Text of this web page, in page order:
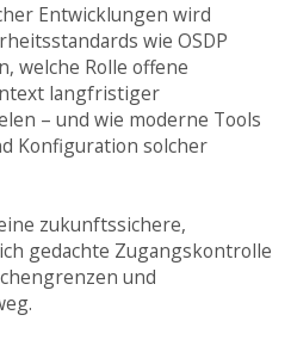
Entwicklungen wird
wie OSDP
welche Rolle offene
langfristiger
– und wie moderne Tools
Konfiguration solcher
zukunftssichere,
gedachte Zugangskontrolle
und